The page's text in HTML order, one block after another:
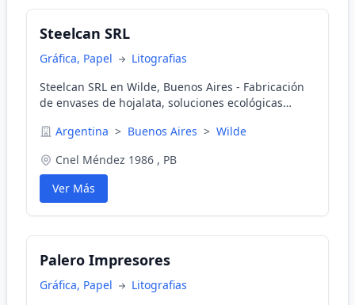
Steelcan SRL
Gráfica, Papel
Litografias
Steelcan SRL en Wilde, Buenos Aires - Fabricación
de envases de hojalata, soluciones ecológicas
Argentina > Buenos Aires > Wilde
Cnel Méndez 1986 , PB
Ver Más
Palero Impresores
Gráfica, Papel
Litografias